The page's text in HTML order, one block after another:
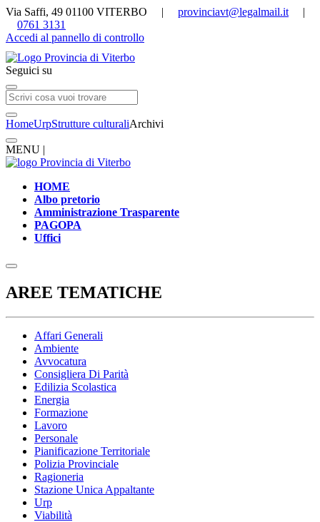
Via Saffi, 49 01100 VITERBO | provinciavt@legalmail.it |
0761 3131
Accedi al pannello di controllo
Seguici su
HomeUrpStrutture culturaliArchivi
MENU |
HOME
Albo pretorio
Amministrazione Trasparente
PAGOPA
Uffici
AREE TEMATICHE
Affari Generali
Ambiente
Avvocatura
Consigliera Di Parità
Edilizia Scolastica
Energia
Formazione
Lavoro
Personale
Pianificazione Territoriale
Polizia Provinciale
Ragioneria
Stazione Unica Appaltante
Urp
Viabilità